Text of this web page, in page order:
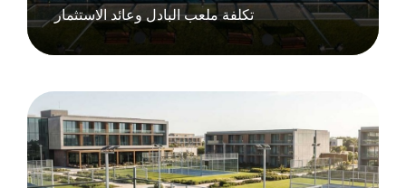
تكلفة ملعب البادل وعائد الاستثمار